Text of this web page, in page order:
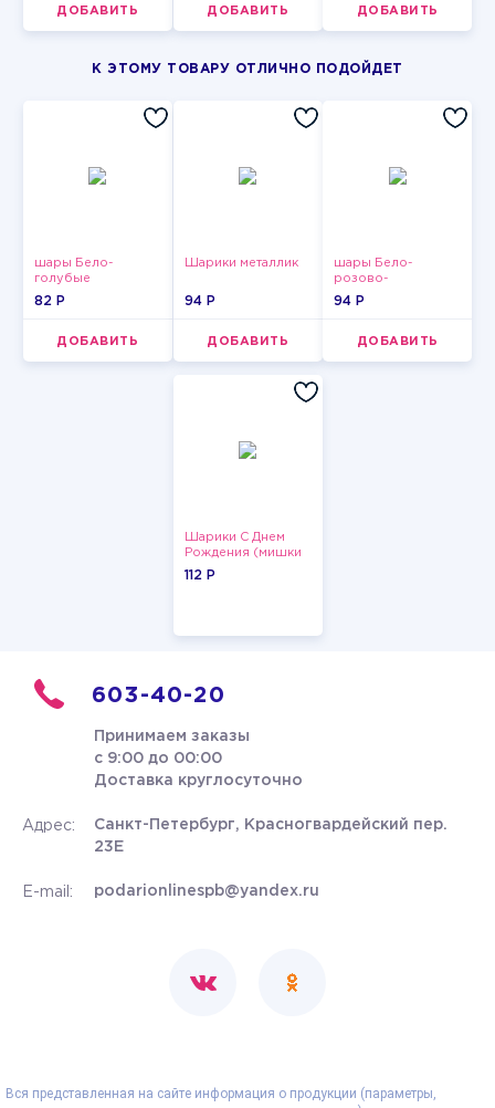
ДОБАВИТЬ ДОБАВИТЬ ДОБАВИТЬ
К ЭТОМУ ТОВАРУ ОТЛИЧНО ПОДОЙДЕТ
шары Бело-
голубые
пастельные
82 P
ДОБАВИТЬ
Шарики металлик
94 P
ДОБАВИТЬ
шары Бело-
розово-
фиолетово-
94 P
ДОБАВИТЬ
Шарики С Днем
Рождения (мишки
и тортики)
112 P
603-40-20
Принимаем заказы
с 9:00 до 00:00
Доставка круглосуточно
Адрес:
Санкт-Петербург, Красногвардейский пер.
23Е
E-mail: podarionlinespb@yandex.ru
Вся представленная на сайте информация о продукции (параметры,